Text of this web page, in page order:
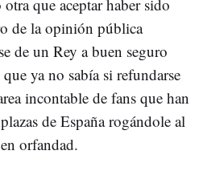
que aceptar haber sido
de la opinión pública
de un Rey a buen seguro
ya no sabía si refundarse
incontable de fans que han
de España rogándole al
orfandad.